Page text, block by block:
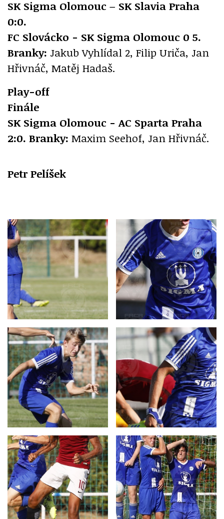
SK Sigma Olomouc – SK Slavia Praha
0:0.
FC Slovácko - SK Sigma Olomouc 0 5.
Branky: Jakub Vyhlídal 2, Filip Uriča, Jan
Hřivnáč, Matěj Hadaš.
Play-off
Finále
SK Sigma Olomouc - AC Sparta Praha
2:0. Branky: Maxim Seehof, Jan Hřivnáč.
Petr Pelíšek